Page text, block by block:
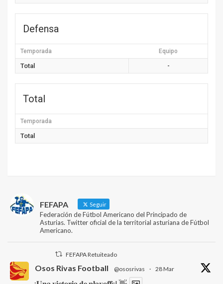
Defensa
Temporada Equipo
Total -
Total
Temporada
Total
FEFAPA Seguir
Federación de Fútbol Americano del Principado de
Asturias. Twitter oficial de la territorial asturiana de Fútbol
Americano.
FEFAPA Retuiteado
Osos Rivas Football @ososrivas · 28 Mar